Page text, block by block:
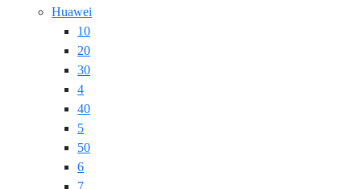
Huawei
10
20
30
4
40
5
50
6
7